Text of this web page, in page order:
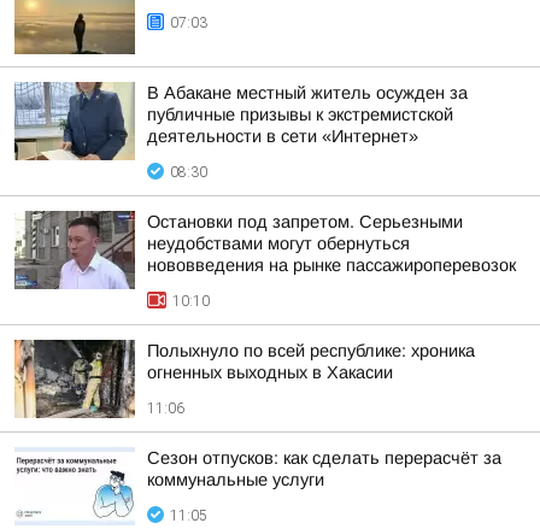
07:03
В Абакане местный житель осужден за
публичные призывы к экстремистской
деятельности в сети «Интернет»
08:30
Остановки под запретом. Серьезными
неудобствами могут обернуться
нововведения на рынке пассажироперевозок
10:10
Полыхнуло по всей республике: хроника
огненных выходных в Хакасии
11:06
Сезон отпусков: как сделать перерасчёт за
коммунальные услуги
11:05